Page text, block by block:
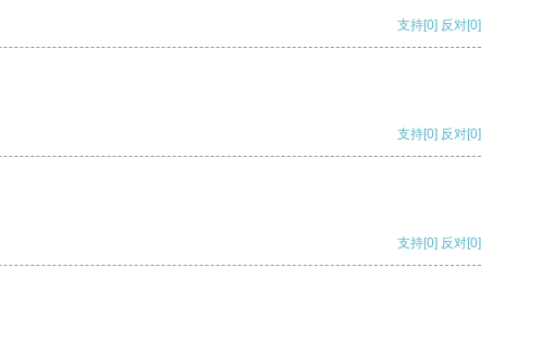
支持[0] 反对[0]
支持[0] 反对[0]
支持[0] 反对[0]